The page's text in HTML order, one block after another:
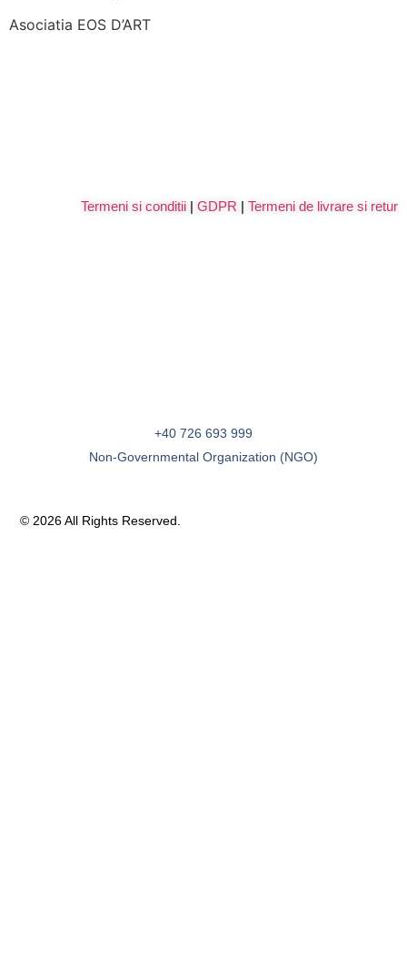
Asociatia EOS D’ART
Termeni si conditii | GDPR | Termeni de livrare si retur
+40 726 693 999
Non-Governmental Organization (NGO)
© 2026 All Rights Reserved.